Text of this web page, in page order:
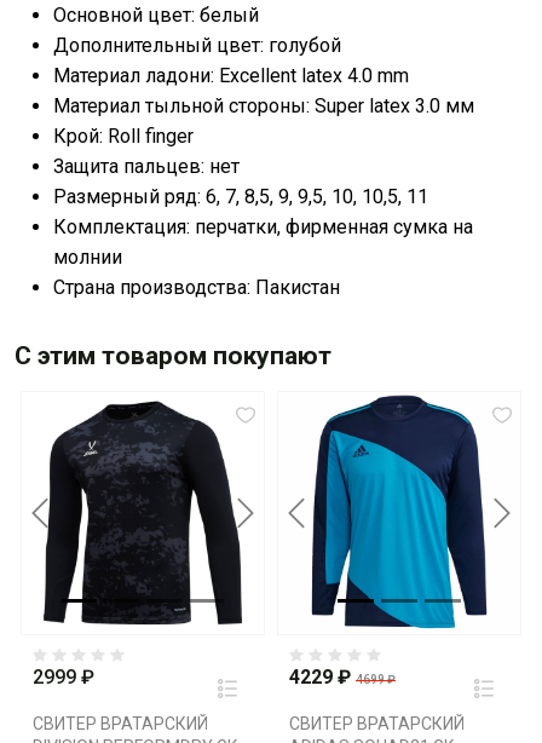
Основной цвет: белый
Дополнительный цвет: голубой
Материал ладони: Excellent latex 4.0 mm
Материал тыльной стороны: Super latex 3.0 мм
Крой: Roll finger
Защита пальцев: нет
Размерный ряд: 6, 7, 8,5, 9, 9,5, 10, 10,5, 11
Комплектация: перчатки, фирменная сумка на
молнии
Страна производства: Пакистан
С этим товаром покупают
Previous Next
2999 ₽
СВИТЕР ВРАТАРСКИЙ
Previous Next
4229 ₽ 4699 ₽
СВИТЕР ВРАТАРСКИЙ